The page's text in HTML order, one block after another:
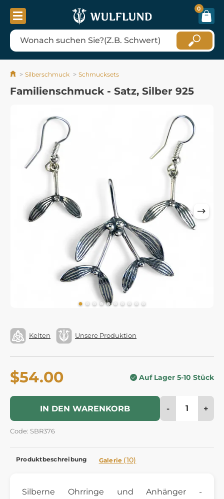
0
Silberschmuck Schmucksets
Familienschmuck - Satz, Silber 925
Kelten Unsere Produktion
$54.00 Auf Lager 5-10 Stück
IN DEN WARENKORB - +
Code: SBR376
Produktbeschreibung Galerie (10)
Silberne Ohrringe und Anhänger -